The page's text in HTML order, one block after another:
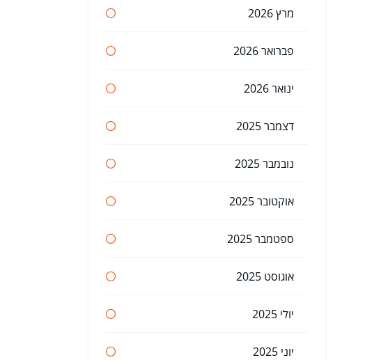
מרץ 2026
פברואר 2026
ינואר 2026
דצמבר 2025
נובמבר 2025
אוקטובר 2025
ספטמבר 2025
אוגוסט 2025
יולי 2025
יוני 2025